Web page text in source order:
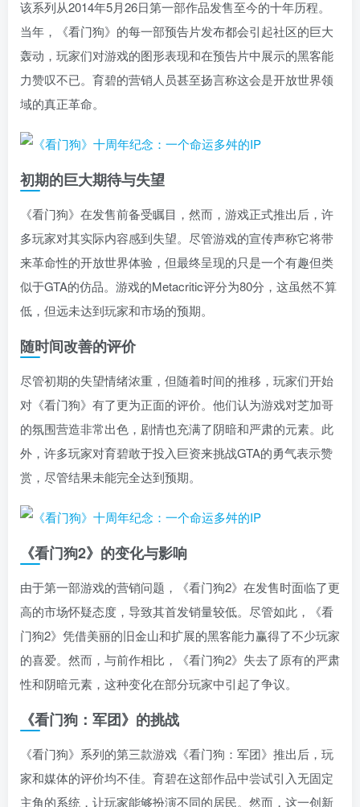
该系列从2014年5月26日第一部作品发售至今的十年历程。
当年，《看门狗》的每一部预告片发布都会引起社区的巨大
轰动，玩家们对游戏的图形表现和在预告片中展示的黑客能
力赞叹不已。育碧的营销人员甚至扬言称这会是开放世界领
域的真正革命。
初期的巨大期待与失望
《看门狗》在发售前备受瞩目，然而，游戏正式推出后，许
多玩家对其实际内容感到失望。尽管游戏的宣传声称它将带
来革命性的开放世界体验，但最终呈现的只是一个有趣但类
似于GTA的仿品。游戏的Metacritic评分为80分，这虽然不算
低，但远未达到玩家和市场的预期。
随时间改善的评价
尽管初期的失望情绪浓重，但随着时间的推移，玩家们开始
对《看门狗》有了更为正面的评价。他们认为游戏对芝加哥
的氛围营造非常出色，剧情也充满了阴暗和严肃的元素。此
外，许多玩家对育碧敢于投入巨资来挑战GTA的勇气表示赞
赏，尽管结果未能完全达到预期。
《看门狗2》的变化与影响
由于第一部游戏的营销问题，《看门狗2》在发售时面临了更
高的市场怀疑态度，导致其首发销量较低。尽管如此，《看
门狗2》凭借美丽的旧金山和扩展的黑客能力赢得了不少玩家
的喜爱。然而，与前作相比，《看门狗2》失去了原有的严肃
性和阴暗元素，这种变化在部分玩家中引起了争议。
《看门狗：军团》的挑战
《看门狗》系列的第三款游戏《看门狗：军团》推出后，玩
家和媒体的评价均不佳。育碧在这部作品中尝试引入无固定
主角的系统，让玩家能够扮演不同的居民。然而，这一创新